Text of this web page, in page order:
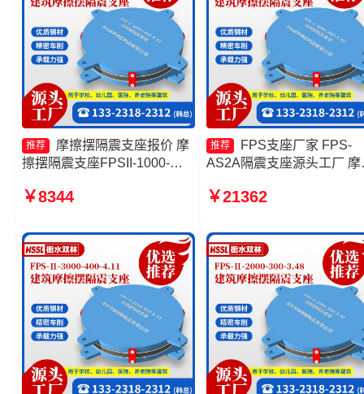
推荐
摩擦摆隔震支座报价 摩
擦摆隔震支座FPSII-1000-
震支座FJZQZ9000GD FPS建
￥8344
推荐
FPS支座厂家 FPS-
AS2A隔震支座源头工厂 摩
生产厂家 摩擦摆隔震支座
家
￥21362